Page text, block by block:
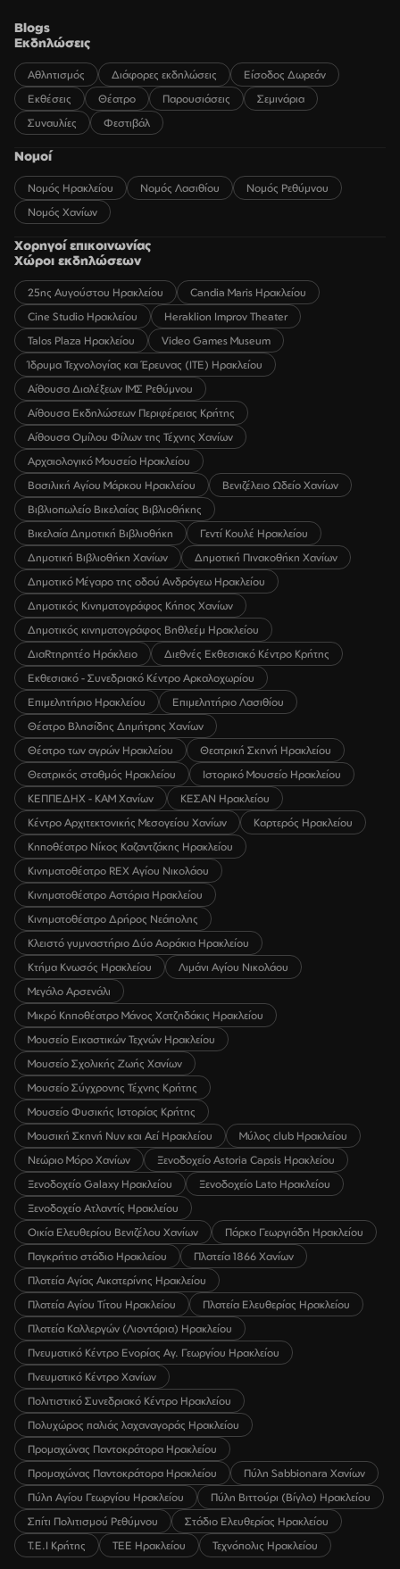
Blogs
Εκδηλώσεις
Αθλητισμός Διάφορες εκδηλώσεις
Είσοδος Δωρεάν
Εκθέσεις
Θέατρο Παρουσιάσεις
Σεμινάρια
Συναυλίες
Φεστιβάλ
Νομοί
Νομός Ηρακλείου Νομός Λασιθίου
Νομός Ρεθύμνου
Νομός Χανίων
Χορηγοί επικοινωνίας
Χώροι εκδηλώσεων
25ης Αυγούστου Ηρακλείου
Candia Maris Ηρακλείου
Cine Studio Ηρακλείου
Heraklion Improv Theater
Talos Plaza Ηρακλείου
Video Games Museum
Ίδρυμα Τεχνολογίας και Έρευνας (ΙΤΕ) Ηρακλείου
Αίθουσα Διαλέξεων ΙΜΣ Ρεθύμνου
Αίθουσα Εκδηλώσεων Περιφέρειας Κρήτης
Αίθουσα Ομίλου Φίλων της Τέχνης Χανίων
Αρχαιολογικό Μουσείο Ηρακλείου
Βασιλική Αγίου Μάρκου Ηρακλείου
Βενιζέλειο Ωδείο Χανίων
Βιβλιοπωλείο Βικελαίας Βιβλιοθήκης
Βικελαία Δημοτική Βιβλιοθήκη
Γεντί Κουλέ Ηρακλείου
Δημοτική Βιβλιοθήκη Χανίων
Δημοτική Πινακοθήκη Χανίων
Δημοτικό Μέγαρο της οδού Ανδρόγεω Ηρακλείου
Δημοτικός Κινηματογράφος Κήπος Χανίων
Δημοτικός κινηματογράφος Βηθλεέμ Ηρακλείου
ΔιαRτηρητέο Ηράκλειο
Διεθνές Εκθεσιακό Κέντρο Κρήτης
Εκθεσιακό - Συνεδριακό Κέντρο Αρκαλοχωρίου
Επιμελητήριο Ηρακλείου
Επιμελητήριο Λασιθίου
Θέατρο Βλησίδης Δημήτρης Χανίων
Θέατρο των αγρών Ηρακλείου
Θεατρική Σκηνή Ηρακλείου
Θεατρικός σταθμός Ηρακλείου
Ιστορικό Μουσείο Ηρακλείου
ΚΕΠΠΕΔΗΧ - ΚΑΜ Χανίων
ΚΕΣΑΝ Ηρακλείου
Κέντρο Αρχιτεκτονικής Μεσογείου Χανίων
Καρτερός Ηρακλείου
Κηποθέατρο Νίκος Καζαντζάκης Ηρακλείου
Κινηματοθέατρο REX Αγίου Νικολάου
Κινηματοθέατρο Αστόρια Ηρακλείου
Κινηματοθέατρο Δρήρος Νεάπολης
Κλειστό γυμναστήριο Δύο Αοράκια Ηρακλείου
Κτήμα Κνωσός Ηρακλείου
Λιμάνι Αγίου Νικολάου
Μεγάλο Αρσενάλι
Μικρό Κηποθέατρο Μάνος Χατζηδάκις Ηρακλείου
Μουσείο Εικαστικών Τεχνών Ηρακλείου
Μουσείο Σχολικής Ζωής Χανίων
Μουσείο Σύγχρονης Τέχνης Κρήτης
Μουσείο Φυσικής Ιστορίας Κρήτης
Μουσική Σκηνή Νυν και Αεί Ηρακλείου
Μύλος club Ηρακλείου
Νεώριο Μόρο Χανίων
Ξενοδοχείο Astoria Capsis Ηρακλείου
Ξενοδοχείο Galaxy Ηρακλείου
Ξενοδοχείο Lato Ηρακλείου
Ξενοδοχείο Ατλαντίς Ηρακλείου
Οικία Ελευθερίου Βενιζέλου Χανίων
Πάρκο Γεωργιάδη Ηρακλείου
Παγκρήτιο στάδιο Ηρακλείου
Πλατεία 1866 Χανίων
Πλατεία Αγίας Αικατερίνης Ηρακλείου
Πλατεία Αγίου Τίτου Ηρακλείου
Πλατεία Ελευθερίας Ηρακλείου
Πλατεία Καλλεργών (Λιοντάρια) Ηρακλείου
Πνευματικό Κέντρο Ενορίας Αγ. Γεωργίου Ηρακλείου
Πνευματικό Κέντρο Χανίων
Πολιτιστικό Συνεδριακό Κέντρο Ηρακλείου
Πολυχώρος παλιάς λαχαναγοράς Ηρακλείου
Προμαχώνας Παντοκράτορα Ηρακλείου
Προμαχώνας Παντοκράτορα Ηρακλείου
Πύλη Sabbionara Χανίων
Πύλη Αγίου Γεωργίου Ηρακλείου
Πύλη Βιττούρι (Βίγλα) Ηρακλείου
Σπίτι Πολιτισμού Ρεθύμνου
Στάδιο Ελευθερίας Ηρακλείου
Τ.Ε.Ι Κρήτης
ΤΕΕ Ηρακλείου Τεχνόπολις Ηρακλείου